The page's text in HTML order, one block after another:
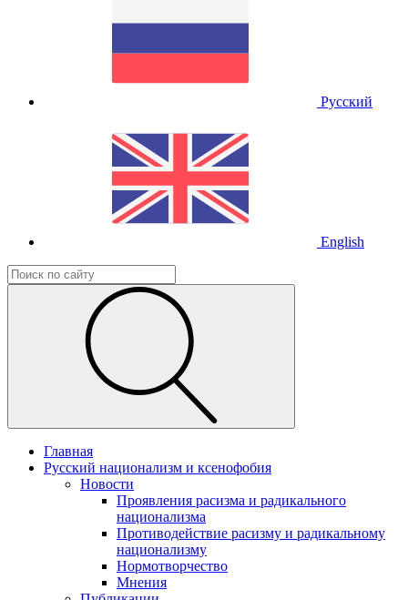
Русский
English
Главная
Русский национализм и ксенофобия
Новости
Проявления расизма и радикального
национализма
Противодействие расизму и радикальному
национализму
Нормотворчество
Мнения